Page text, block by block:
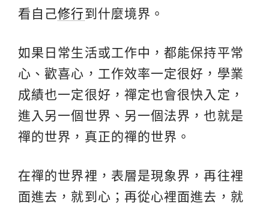
看自己修行到什麼境界。
如果日常生活或工作中，都能保持平常
心、歡喜心，工作效率一定很好，學業
成績也一定很好，禪定也會很快入定，
進入另一個世界、另一個法界，也就是
禪的世界，真正的禪的世界。
在禪的世界裡，表層是現象界，再往裡
面進去，就到心；再從心裡面進去，就